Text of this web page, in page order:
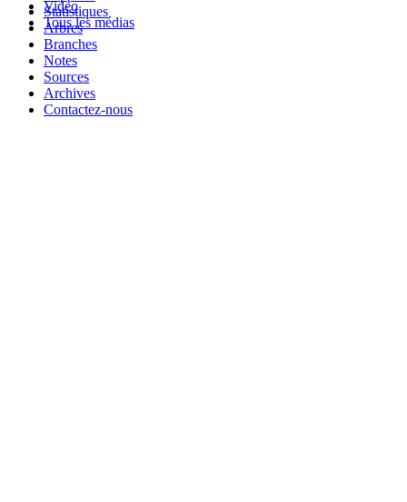
Video
Tous les médias
Statistiques
Arbres
Branches
Notes
Sources
Archives
Contactez-nous